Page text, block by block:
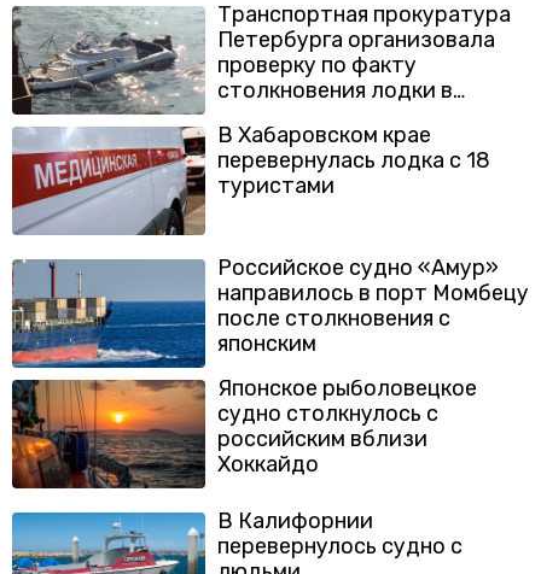
Транспортная прокуратура
Петербурга организовала
проверку по факту
столкновения лодки в
В Хабаровском крае
перевернулась лодка с 18
туристами
Российское судно «Амур»
направилось в порт Момбецу
после столкновения с
японским
Японское рыболовецкое
судно столкнулось с
российским вблизи
Хоккайдо
В Калифорнии
перевернулось судно с